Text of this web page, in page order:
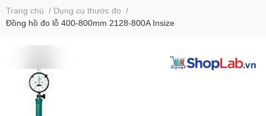
Trang chủ / Dụng cụ thước đo /
Đồng hồ đo lỗ 400-800mm 2128-800A Insize